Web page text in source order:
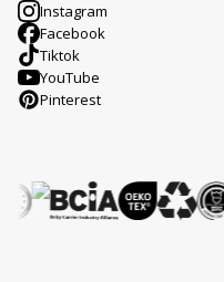
Instagram
Facebook
Tiktok
YouTube
Pinterest